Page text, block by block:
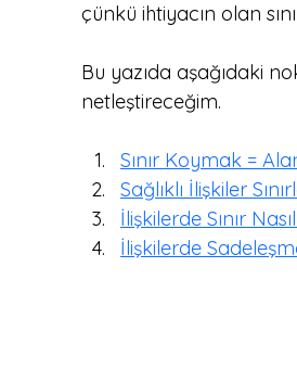
çünkü ihtiyacın olan
Bu yazıda aşağıdaki
netleştireceğim.
Sınır Koymak =
Sağlıklı İlişkiler
İlişkilerde Sınır
İlişkilerde